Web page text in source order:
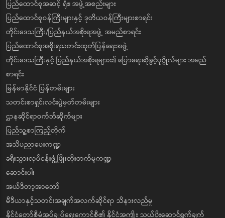
ပြည်ထောင်စုအဆင့် ရုံး၊ အဖွဲ့အစည်းများ
ပြည်ထောင်စုဝန်ကြီးများနှင့် ဒုတိယဝန်ကြီးများစာရင်း
တိုင်းဒေသကြီး/ပြည်နယ်အစိုးရအဖွဲ့ အမည်စာရင်း
ပြည်ထောင်စုအစိုးရသတင်းထုတ်ပြန်ရေးအဖွဲ့
တိုင်းဒေသကြီးနှင့် ပြည်နယ်အစိုးရများ၏ ပြောရေးဆိုခွင့်ပုဂ္ဂိုလ်များ အမည်
စာရင်း
မြန်မာနိုင်ငံ ပြန်တမ်းများ
သတင်းစာရှင်းလင်းပွဲမှတ်တမ်းများ
ဌာနဆိုင်ရာဝက်ဘ်ဆိုက်များ
ပြည်သူ့စာကြည့်တိုက်
အသိပညာပေးကဏ္ဍ
ခရီးသွားလုပ်ငန်းဖွံ့ဖြိုးတိုးတက်မှုကဏ္ဍ
ဆောင်းပါး
အယ်ဒီတာ့အာဘော်
မီဒီယာနှင့်သတင်းအချက်အလက်ဆိုင်ရာ သိနားလည်မှု
နိုင်ငံတော်စီမံအုပ်ချုပ်ရေးကောင်စီ၏ နိုင်ငံအကျိုး သယ်ပိုးဆောင်ရွက်ချက်